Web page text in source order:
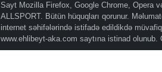
Sayt Mozilla Firefox, Google Chrome, Opera
ALLSPORT. Bütün hüquqları qorunur.
internet səhifələrində istifadə edildikdə
www.ehlibeyt-aka.com saytına istinad olunub.